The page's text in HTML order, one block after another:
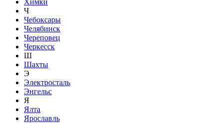
Химки
Ч
Чебоксары
Челябинск
Череповец
Черкесск
Ш
Шахты
Э
Электросталь
Энгельс
Я
Ялта
Ярославль